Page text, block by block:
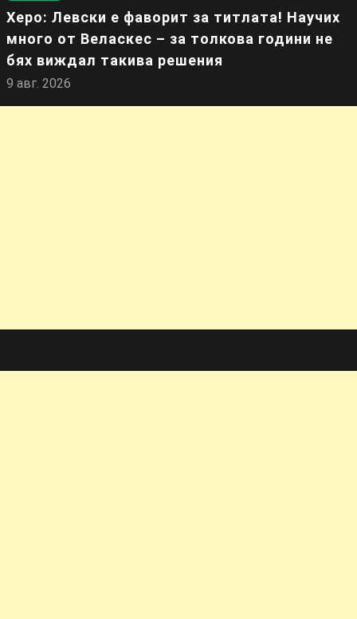
Херо: Левски е фаворит за титлата! Научих
много от Веласкес – за толкова години не
бях виждал такива решения
9 авг. 2026